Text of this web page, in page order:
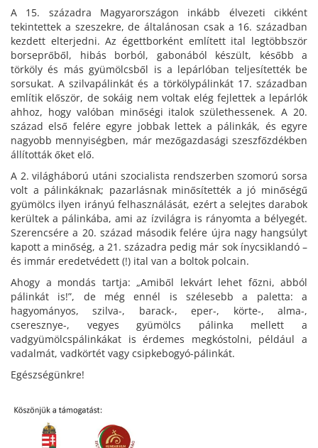
A 15. századra Magyarországon inkább élvezeti cikként
tekintettek a szeszekre, de általánosan csak a 16. században
kezdett elterjedni. Az égettborként említett ital legtöbbször
borseprőből, hibás borból, gabonából készült, később a
törköly és más gyümölcsből is a lepárlóban teljesítették be
sorsukat. A szilvapálinkát és a törkölypálinkát 17. században
említik először, de sokáig nem voltak elég fejlettek a lepárlók
ahhoz, hogy valóban minőségi italok születhessenek. A 20.
század első felére egyre jobbak lettek a pálinkák, és egyre
nagyobb mennyiségben, már mezőgazdasági szeszfőzdékben
állították őket elő.
A 2. világháború utáni szocialista rendszerben szomorú sorsa
volt a pálinkáknak; pazarlásnak minősítették a jó minőségű
gyümölcs ilyen irányú felhasználását, ezért a selejtes darabok
kerültek a pálinkába, ami az ízvilágra is rányomta a bélyegét.
Szerencsére a 20. század második felére újra nagy hangsúlyt
kapott a minőség, a 21. századra pedig már sok ínycsiklandó –
és immár eredetvédett (!) ital van a boltok polcain.
Ahogy a mondás tartja: „Amiből lekvárt lehet főzni, abból
pálinkát is!”, de még ennél is szélesebb a paletta: a
hagyományos, szilva-, barack-, eper-, körte-, alma-,
cseresznye-, vegyes gyümölcs pálinka mellett a
vadgyümölcspálinkákat is érdemes megkóstolni, például a
vadalmát, vadkörtét vagy csipkebogyó-pálinkát.
Egészségünkre!